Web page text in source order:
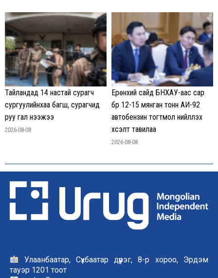
Тайландад 14 настай сурагч
сургуулийнхаа багш, сурагчид
руу гал нээжээ
2026-08-08
Ерөнхий сайд БНХАУ-аас сар
бүр 12-15 мянган тонн АИ-92
автобензин тогтмол нийлүүлэх
хүсэлт тавилаа
2026-08-08
Улаанбаатар, Сүхбаатар дүүрэг, 8-р хороо, Эрдэм
тауэр 1201 тоот